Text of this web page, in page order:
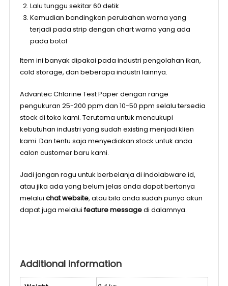
Lalu tunggu sekitar 60 detik
Kemudian bandingkan perubahan warna yang
terjadi pada strip dengan chart warna yang ada
pada botol
Item ini banyak dipakai pada industri pengolahan ikan,
cold storage, dan beberapa industri lainnya.
Advantec Chlorine Test Paper dengan range
pengukuran 25-200 ppm dan 10-50 ppm selalu tersedia
stock di toko kami. Terutama untuk mencukupi
kebutuhan industri yang sudah existing menjadi klien
kami. Dan tentu saja menyediakan stock untuk anda
calon customer baru kami.
Jadi jangan ragu untuk berbelanja di indolabware.id,
atau jika ada yang belum jelas anda dapat bertanya
melalui chat website, atau bila anda sudah punya akun
dapat juga melaluifeature messagedi dalamnya.
Additional information